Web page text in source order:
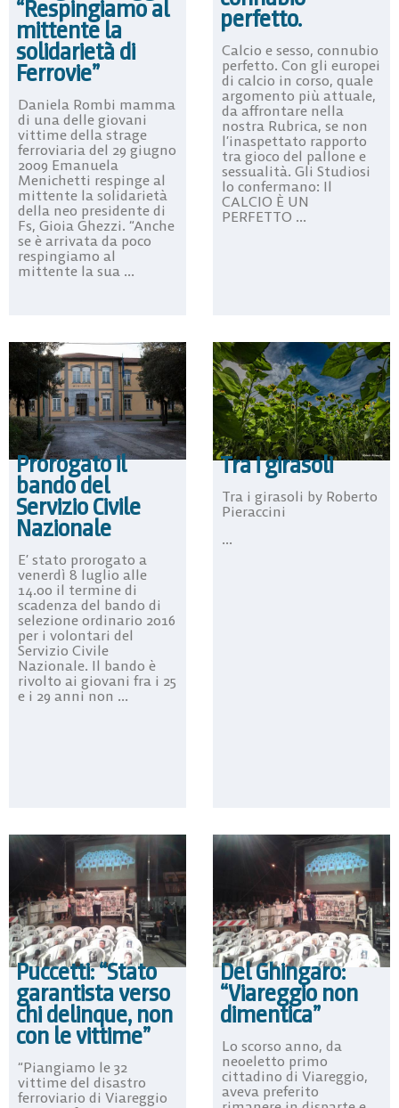
“Respingiamo al
mittente la
solidarietà di
Ferrovie”
Daniela Rombi mamma
di una delle giovani
vittime della strage
ferroviaria del 29 giugno
2009 Emanuela
Menichetti respinge al
mittente la solidarietà
della neo presidente di
Fs, Gioia Ghezzi. “Anche
se è arrivata da poco
respingiamo al
mittente la sua ...
perfetto.
Calcio e sesso, connubio
perfetto. Con gli europei
di calcio in corso, quale
argomento più attuale,
da affrontare nella
nostra Rubrica, se non
l’inaspettato rapporto
tra gioco del pallone e
sessualità. Gli Studiosi
lo confermano: Il
CALCIO È UN
PERFETTO ...
Prorogato il
bando del
Servizio Civile
Nazionale
E’ stato prorogato a
venerdì 8 luglio alle
14.00 il termine di
scadenza del bando di
selezione ordinario 2016
per i volontari del
Servizio Civile
Nazionale. Il bando è
rivolto ai giovani fra i 25
e i 29 anni non ...
Tra i girasoli
Tra i girasoli by Roberto
Pieraccini
...
Puccetti: “Stato
garantista verso
chi delinque, non
con le vittime”
“Piangiamo le 32
vittime del disastro
ferroviario di Viareggio
Del Ghingaro:
“Viareggio non
dimentica”
Lo scorso anno, da
neoeletto primo
cittadino di Viareggio,
aveva preferito